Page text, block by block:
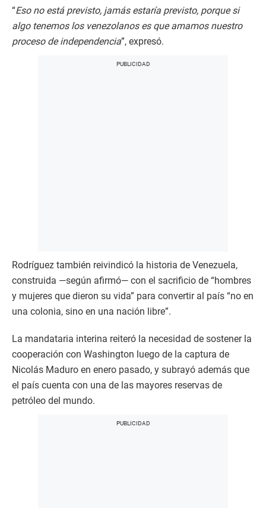
“Eso no está previsto, jamás estaría previsto, porque si
algo tenemos los venezolanos es que amamos nuestro
proceso de independencia”, expresó.
Rodríguez también reivindicó la historia de Venezuela,
construida —según afirmó— con el sacrificio de “hombres
y mujeres que dieron su vida” para convertir al país “no en
una colonia, sino en una nación libre”.
La mandataria interina reiteró la necesidad de sostener la
cooperación con Washington luego de la captura de
Nicolás Maduro en enero pasado, y subrayó además que
el país cuenta con una de las mayores reservas de
petróleo del mundo.